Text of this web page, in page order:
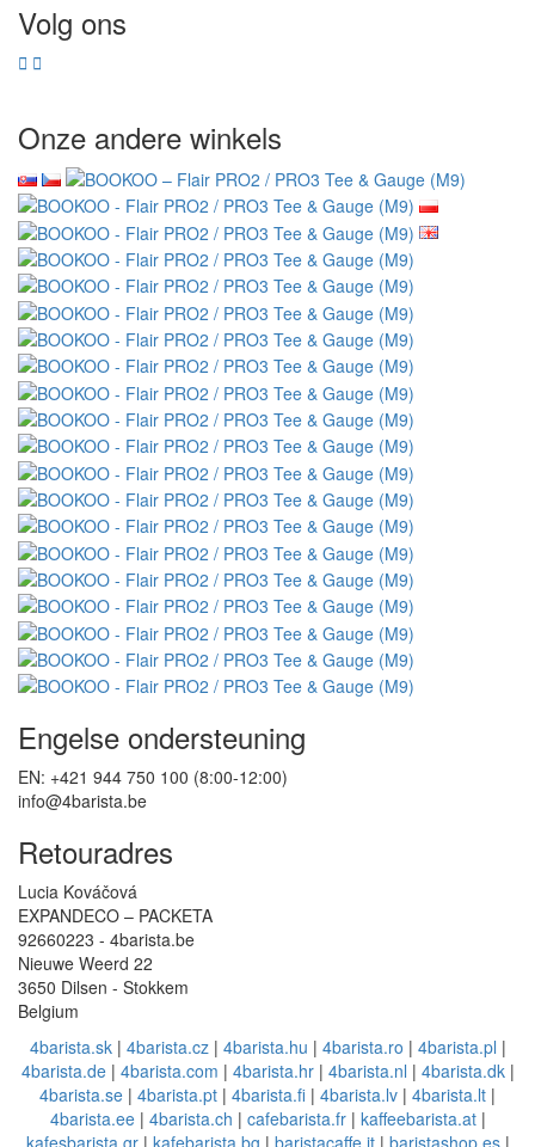
Volg ons
Onze andere winkels
Engelse ondersteuning
EN: +421 944 750 100 (8:00-12:00)
info@4barista.be
Retouradres
Lucia Kováčová
EXPANDECO – PACKETA
92660223 - 4barista.be
Nieuwe Weerd 22
3650 Dilsen - Stokkem
Belgium
4barista.sk| 4barista.cz| 4barista.hu | 4barista.ro | 4barista.pl |
4barista.de| 4barista.com | 4barista.hr| 4barista.nl | 4barista.dk|
4barista.se | 4barista.pt | 4barista.fi | 4barista.lv | 4barista.lt |
4barista.ee| 4barista.ch | cafebarista.fr| kaffeebarista.at|